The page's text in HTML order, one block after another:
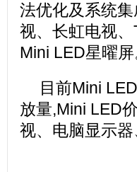
法优化及系统
视、长虹电视
Mini LED星曜屏
目前Mini
放量,Mini LED
视、电脑显示